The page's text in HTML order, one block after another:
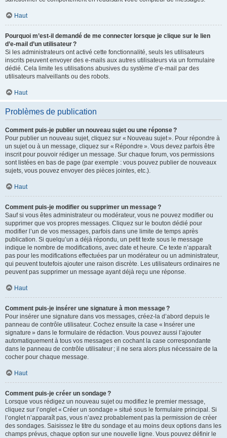
Haut
Pourquoi m’est-il demandé de me connecter lorsque je clique sur le lien
d’e-mail d’un utilisateur ?
Si les administrateurs ont activé cette fonctionnalité, seuls les utilisateurs
inscrits peuvent envoyer des e-mails aux autres utilisateurs via un formulaire
dédié. Cela limite les utilisations abusives du système d’e-mail par des
utilisateurs malveillants ou des robots.
Haut
Problèmes de publication
Comment puis-je publier un nouveau sujet ou une réponse ?
Pour publier un nouveau sujet, cliquez sur « Nouveau sujet ». Pour répondre à
un sujet ou à un message, cliquez sur « Répondre ». Vous devez parfois être
inscrit pour pouvoir rédiger un message. Sur chaque forum, vos permissions
sont listées en bas de page (par exemple : vous pouvez publier de nouveaux
sujets, vous pouvez envoyer des pièces jointes, etc.).
Haut
Comment puis-je modifier ou supprimer un message ?
Sauf si vous êtes administrateur ou modérateur, vous ne pouvez modifier ou
supprimer que vos propres messages. Cliquez sur le bouton dédié pour
modifier l’un de vos messages, parfois dans une limite de temps après
publication. Si quelqu’un a déjà répondu, un petit texte sous le message
indique le nombre de modifications, avec date et heure. Ce texte n’apparaît
pas pour les modifications effectuées par un modérateur ou un administrateur,
qui peuvent toutefois ajouter une raison discrète. Les utilisateurs ordinaires ne
peuvent pas supprimer un message ayant déjà reçu une réponse.
Haut
Comment puis-je insérer une signature à mon message ?
Pour insérer une signature dans vos messages, créez-la d’abord depuis le
panneau de contrôle utilisateur. Cochez ensuite la case « Insérer une
signature » dans le formulaire de rédaction. Vous pouvez aussi l’ajouter
automatiquement à tous vos messages en cochant la case correspondante
dans le panneau de contrôle utilisateur ; il ne sera alors plus nécessaire de la
cocher pour chaque message.
Haut
Comment puis-je créer un sondage ?
Lorsque vous rédigez un nouveau sujet ou modifiez le premier message,
cliquez sur l’onglet « Créer un sondage » situé sous le formulaire principal. Si
l’onglet n’apparaît pas, vous n’avez probablement pas la permission de créer
des sondages. Saisissez le titre du sondage et au moins deux options dans les
champs prévus, chaque option sur une nouvelle ligne. Vous pouvez définir le